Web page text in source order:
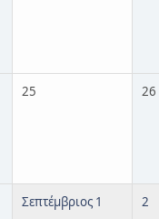
25 26
Σεπτέμβριος 1 2